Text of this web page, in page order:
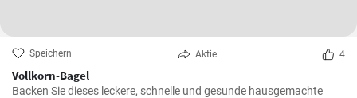
Speichern Aktie 4
Vollkorn-Bagel
Backen Sie dieses leckere, schnelle und gesunde hausgemachte